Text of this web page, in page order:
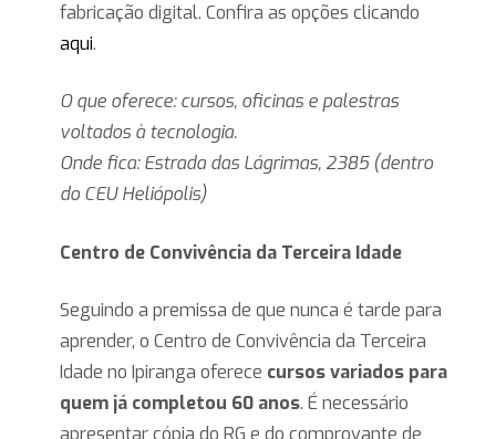
fabricação digital. Confira as opções clicando
aqui.
O que oferece: cursos, oficinas e palestras
voltados à tecnologia.
Onde fica: Estrada das Lágrimas, 2385 (dentro
do CEU Heliópolis)
Centro de Convivência da Terceira Idade
Seguindo a premissa de que nunca é tarde para
aprender, o Centro de Convivência da Terceira
Idade no Ipiranga oferece cursos variados para
quem já completou 60 anos. É necessário
apresentar cópia do RG e do comprovante de